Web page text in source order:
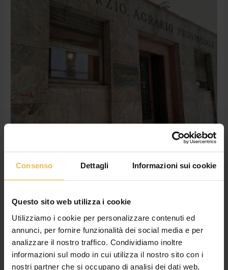
Consenso Dettagli Informazioni sui cookie
Questo sito web utilizza i cookie
Utilizziamo i cookie per personalizzare contenuti ed
annunci, per fornire funzionalità dei social media e per
analizzare il nostro traffico. Condividiamo inoltre
informazioni sul modo in cui utilizza il nostro sito con i
nostri partner che si occupano di analisi dei dati web,
Consorzio Agrario di Cremona –
Risultati Elezioni
Lascia un commento /Consorzio,News/Cossetto Giulia
Consorzio Agrario di Cremona: netto plebiscito per la lista di
Coldiretti Cremona nel segno della continuità La lista del
presidente Spoldi ha ottenuto più del doppio dei voti della lista
guidata da Rinaldi. Si sono svolte nella giornata di oggi